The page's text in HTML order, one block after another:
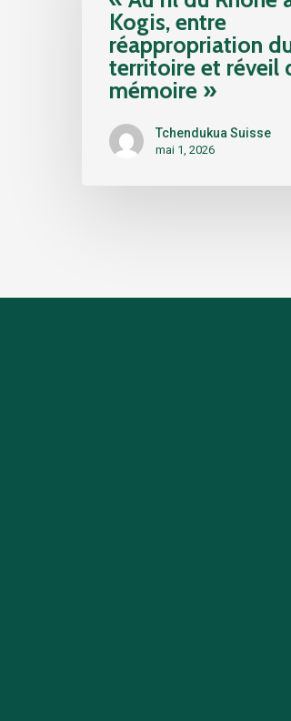
Rhône
avec
Kogis,
entre
réappropriation
territoire
Kogis, entre
réappropriation
territoire et réveil
mémoire »
Tchendukua Suisse
mai 1, 2026